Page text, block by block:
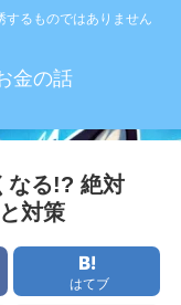
するものではありません
金の話
なる!? 絶対
対策
はてブ